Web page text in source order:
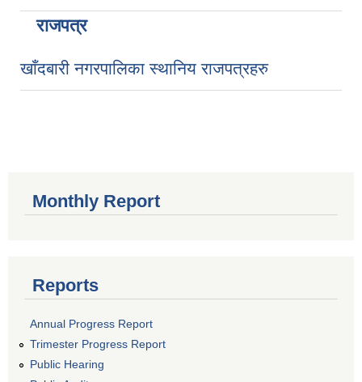
राजपत्र
खाँदबारी नगरपालिका स्थानिय राजपत्रहरु
Monthly Report
Reports
Annual Progress Report
Trimester Progress Report
Public Hearing